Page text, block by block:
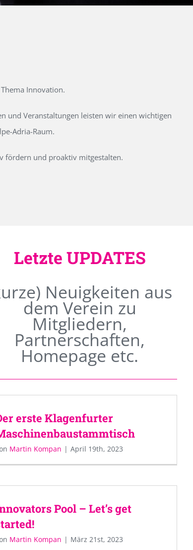
Innovation.
und Veranstaltungen leisten wir einen wichtigen
Adria-Raum.
fördern und proaktiv mitgestalten.
Letzte UPDATES
Neuigkeiten aus
dem Verein zu
Mitgliedern,
Partnerschaften,
Homepage etc.
erste Klagenfurter
Martin Kompan | April 19th, 2023
Pool – Let’s get
Martin Kompan | März 21st, 2023